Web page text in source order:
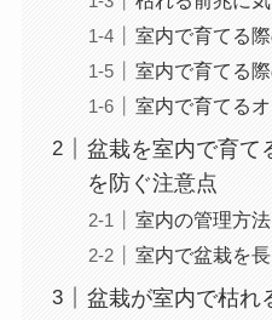
室内で育てる
室内で育てる
室内で育てる
盆栽を室内で育て
を防ぐ注意点
室内の管理方
室内で盆栽を
盆栽が室内で枯れ